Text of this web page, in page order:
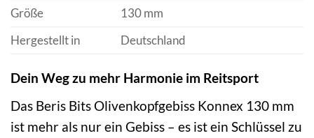
Größe
130 mm
Hergestellt in
Deutschland
Dein Weg zu mehr Harmonie im Reitsport
Das Beris Bits Olivenkopfgebiss Konnex 130 mm
ist mehr als nur ein Gebiss – es ist ein Schlüssel zu